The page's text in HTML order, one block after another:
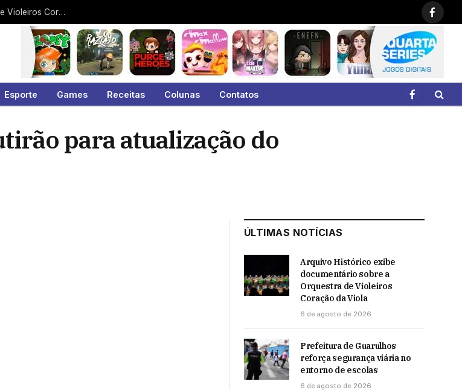
Arquivo Histórico exibe documentário sobre a Orquestra de Violeiros Coração da Viola
Esporte Games Receitas Colunas Contatos
Facebook
para atualização do
ÚLTIMAS NOTÍCIAS
Arquivo Histórico exibe
documentário sobre a
Orquestra de Violeiros
Coração da Viola
6 de agosto de 2026
Prefeitura de Guarulhos
reforça segurança viária no
entorno de escolas
6 de agosto de 2026